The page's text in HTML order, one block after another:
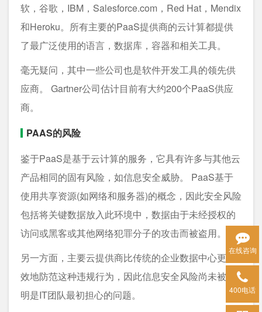
软，谷歌，IBM，Salesforce.com，Red Hat，Mendix
和Heroku。所有主要的PaaS提供商的云计算都提供
了最广泛使用的语言，数据库，容器和相关工具。
毫无疑问，其中一些公司也是软件开发工具的领先供
应商。 Gartner公司估计目前有大约200个PaaS供应
商。
PAAS的风险
鉴于PaaS是基于云计算的服务，它具有许多与其他云
产品相同的固有风险，如信息安全威胁。 PaaS基于
使用共享资源(如网络和服务器)的概念，因此安全风险
包括将关键数据放入此环境中，数据由于未经授权的
访问或黑客或其他网络犯罪分子的攻击而被盗用。
另一方面，主要云提供商比传统的企业数据中心更有
效地防范这种违规行为，因此信息安全风险尚未被证
明是IT团队最初担心的问题。
在线咨询
400电话